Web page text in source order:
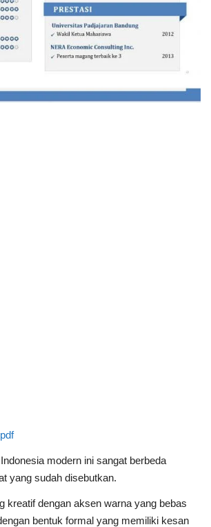
pdf
modern ini sangat berbeda
yang sudah disebutkan.
kreatif dengan aksen warna yang bebas
bentuk formal yang memiliki kesan